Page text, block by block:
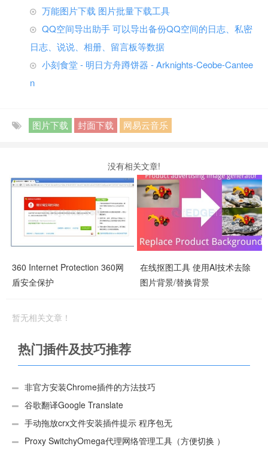
万能图片下载 图片批量下载工具
QQ空间导出助手 可以导出备份QQ空间的日志、私密
日志、说说、相册、留言板等数据
小刻食堂 - 明日方舟蹲饼器 - Arknights-Ceobe-Cantee
n
图片下载 封面下载 网易云音乐
没有相关文章!
360 Internet Protection 360网
盾安全保护
在线抠图工具 使用AI技术去除
图片背景/替换背景
暂无相关文章！
热门插件及技巧推荐
非官方安装Chrome插件的方法技巧
谷歌翻译Google Translate
手动拖放crx文件安装插件提示 程序包无
效:“CEX_HEADER_INVALID”的解决办法
Proxy SwitchyOmega代理网络管理工具（方便切换 ）